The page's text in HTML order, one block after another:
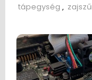
tápegység ,